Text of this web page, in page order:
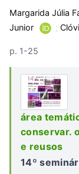
Margarida Júlia
Junior
;
p. 1-25
área
conservar.
e reusos
14º